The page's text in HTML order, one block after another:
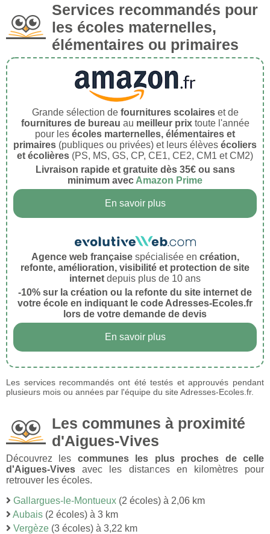
Services recommandés pour
les écoles maternelles,
élémentaires ou primaires
Grande sélection de fournitures scolaireset de
fournitures de bureau au meilleur prixtoute l'année
pour les écoles marternelles, élémentaires et
primaires (publiques ou privées) et leurs élèves écoliers
et écolières (PS, MS, GS, CP, CE1, CE2, CM1 et CM2)
Livraison rapide et gratuite dès 35€ ou sans
minimum avec Amazon Prime
En savoir plus
Agence web françaisespécialisée en création,
refonte, amélioration, visibilité et protection de site
internet depuis plus de 10 ans
-10% sur la création ou la refonte du site internet de
votre école en indiquant le code Adresses-Ecoles.fr
lors de votre demande de devis
En savoir plus
Les services recommandés ont été testés et approuvés pendant
plusieurs mois ou années par l'équipe du site Adresses-Ecoles.fr.
Les communes à proximité
d'Aigues-Vives
Découvrez les communes les plus proches de celle
d'Aigues-Vives avec les distances en kilomètres pour
retrouver les écoles.
Gallargues-le-Montueux (2 écoles) à 2,06 km
Aubais (2 écoles) à 3 km
Vergèze (3 écoles) à 3,22 km